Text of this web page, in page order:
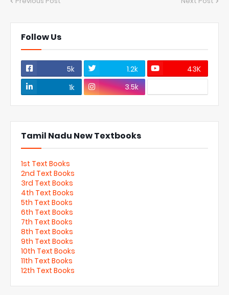
Follow Us
5k 1.2k
43K
1k
3.5k
Tamil Nadu New Textbooks
1st Text Books
2nd Text Books
3rd Text Books
4th Text Books
5th Text Books
6th Text Books
7th Text Books
8th Text Books
9th Text Books
10th Text Books
11th Text Books
12th Text Books